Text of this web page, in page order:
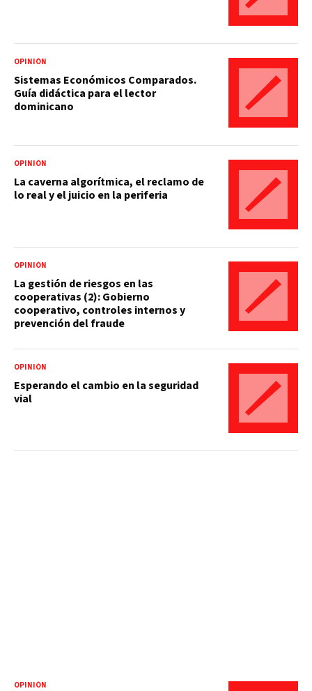
OPINIÓN
Sistemas Económicos Comparados.
Guía didáctica para el lector
dominicano
OPINIÓN
La caverna algorítmica, el reclamo de
lo real y el juicio en la periferia
OPINIÓN
La gestión de riesgos en las
cooperativas (2): Gobierno
cooperativo, controles internos y
prevención del fraude
OPINIÓN
Esperando el cambio en la seguridad
vial
OPINIÓN